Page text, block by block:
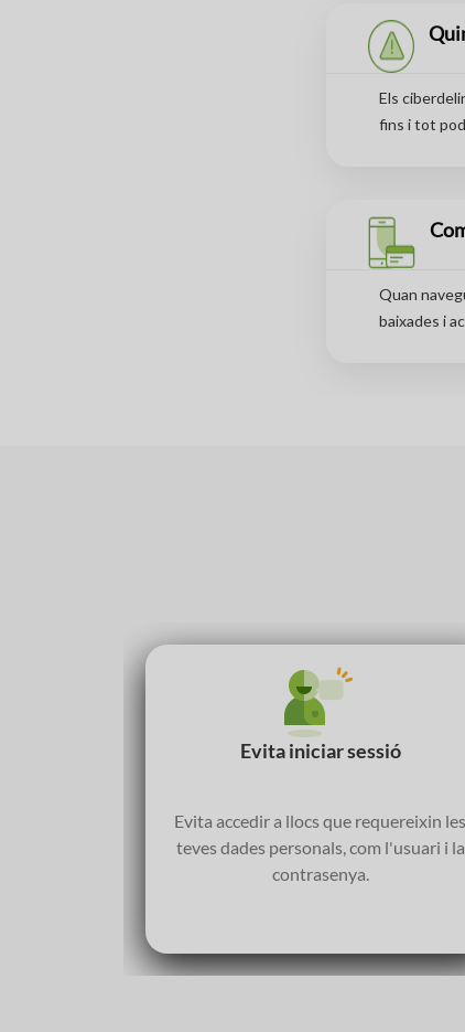
Els
fins i tot
Quan
baixades i
Evita iniciar sessió
Evita accedir a llocs que requereixin les
teves dades personals, com l'usuari i la
contrasenya.